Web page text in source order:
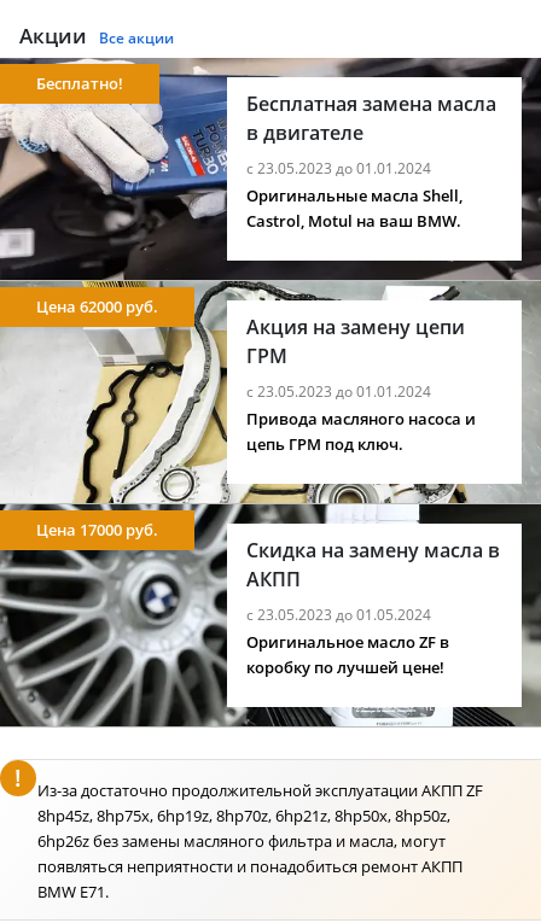
Акции Все акции
Бесплатная замена масла
в двигателе
с 23.05.2023 до 01.01.2024
Бесплатно!
Оригинальные масла Shell,
Castrol, Motul на ваш BMW.
Акция на замену цепи
ГРМ
с 23.05.2023 до 01.01.2024
Цена 62000 руб.
Привода масляного насоса и
цепь ГРМ под ключ.
Скидка на замену масла в
АКПП
с 23.05.2023 до 01.05.2024
Цена 17000 руб.
Оригинальное масло ZF в
коробку по лучшей цене!
Из-за достаточно продолжительной эксплуатации АКПП ZF
8hp45z, 8hp75x, 6hp19z, 8hp70z, 6hp21z, 8hp50x, 8hp50z,
6hp26z без замены масляного фильтра и масла, могут
появляться неприятности и понадобиться ремонт АКПП
BMW E71.